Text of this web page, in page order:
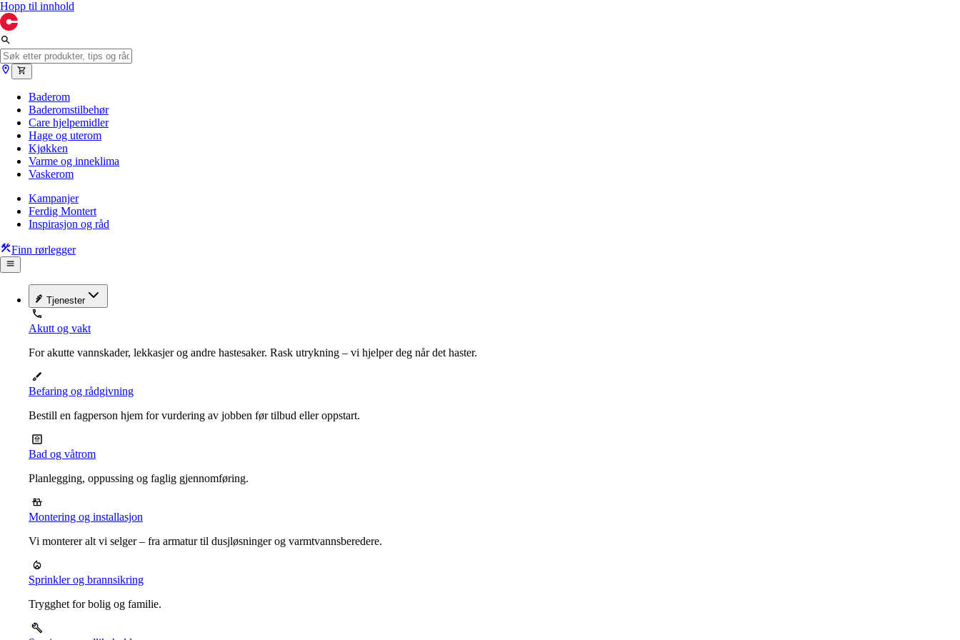
Hopp til innhold
Baderom
Baderomstilbehør
Care hjelpemidler
Hage og uterom
Kjøkken
Varme og inneklima
Vaskerom
Kampanjer
Ferdig Montert
Inspirasjon og råd
Finn rørlegger
Tjenester
Akutt og vakt
For akutte vannskader, lekkasjer og andre hastesaker. Rask utrykning – vi hjelper deg når det haster.
Befaring og rådgivning
Bestill en fagperson hjem for vurdering av jobben før tilbud eller oppstart.
Bad og våtrom
Planlegging, oppussing og faglig gjennomføring.
Montering og installasjon
Vi monterer alt vi selger – fra armatur til dusjløsninger og varmtvannsberedere.
Sprinkler og brannsikring
Trygghet for bolig og familie.